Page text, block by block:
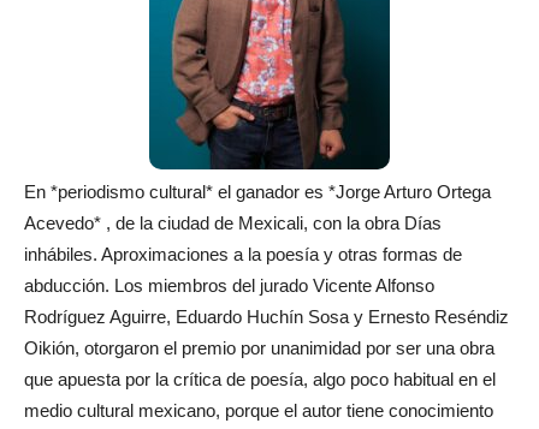
En *periodismo cultural* el ganador es *Jorge Arturo Ortega
Acevedo* , de la ciudad de Mexicali, con la obra Días
inhábiles. Aproximaciones a la poesía y otras formas de
abducción. Los miembros del jurado Vicente Alfonso
Rodríguez Aguirre, Eduardo Huchín Sosa y Ernesto Reséndiz
Oikión, otorgaron el premio por unanimidad por ser una obra
que apuesta por la crítica de poesía, algo poco habitual en el
medio cultural mexicano, porque el autor tiene conocimiento